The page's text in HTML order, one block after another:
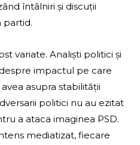
întâlniri și discuții
partid.
variate. Analiști politici și
impactul pe care
asupra stabilității
politici nu au ezitat
a ataca imaginea PSD.
mediatizat, fiecare